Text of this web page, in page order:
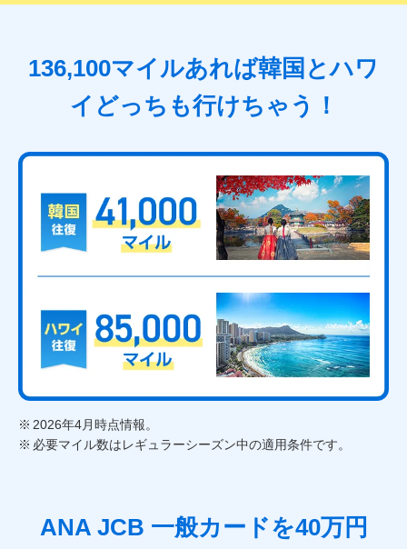
136,100マイルあれば韓国とハワ
イどっちも行けちゃう！
2026年4月時点情報。
必要マイル数はレギュラーシーズン中の適用条件です。
ANA JCB 一般カードを40万円